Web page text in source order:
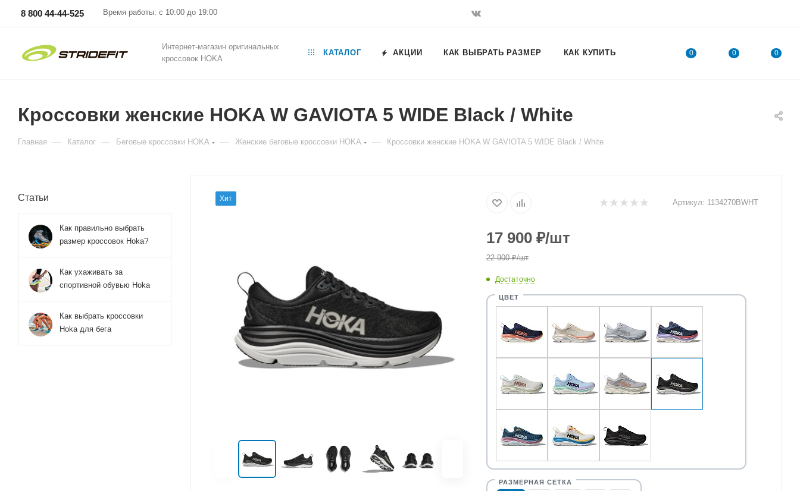
8 800 44-44-525 Время работы: с 10:00 до 19:00
0 0 0
Интернет-магазин оригинальных
кроссовок HOKA
КАТАЛОГ АКЦИИ КАК ВЫБРАТЬ РАЗМЕР КАК КУПИТЬ
Кроссовки женские HOKA W GAVIOTA 5 WIDE Black / White
Главная — Каталог — Беговые кроссовки HOKA — Женские беговые кроссовки HOKA — Кроссовки женские HOKA W GAVIOTA 5 WIDE Black / White
Хит Артикул: 1134270BWHT
17 900 ₽/шт
22 900₽/шт
Достаточно
Статьи
Как правильно выбрать
размер кроссовок Hoka?
Как ухаживать за
спортивной обувью Hoka
Как выбрать кроссовки
Hoka для бега